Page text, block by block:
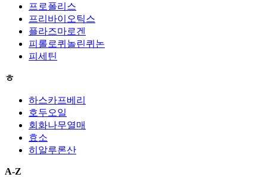
프로폴리스
프리바이오틱스
플라즈마로겐
피롤로퀴놀린퀴논
피세틴
ㅎ
하스카프베리
호두오일
회화나무열매
효소
히알루론산
A-Z